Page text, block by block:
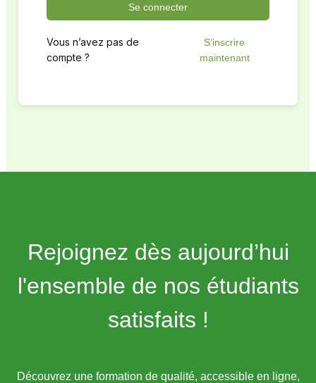
Se connecter
Vous n’avez pas de
compte ?
S’inscrire
maintenant
Rejoignez dès aujourd’hui
l'ensemble de nos étudiants
satisfaits !
Découvrez une formation de qualité, accessible en ligne,